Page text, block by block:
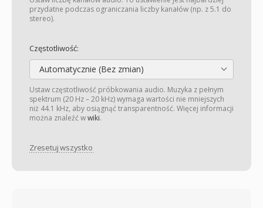
przydatne podczas ograniczania liczby kanałów (np. z 5.1 do
stereo).
Częstotliwość:
Automatycznie (Bez zmian)
Ustaw częstotliwość próbkowania audio. Muzyka z pełnym
spektrum (20 Hz – 20 kHz) wymaga wartości nie mniejszych
niż 44.1 kHz, aby osiągnąć transparentność. Więcej informacji
można znaleźć wwiki.
Zresetuj wszystko